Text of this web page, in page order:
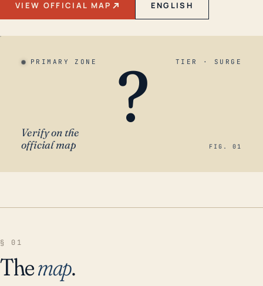
VIEW OFFICIAL MAP ENGLISH
PRIMARY ZONE TIER · SURGE
?
Verify on the
official map
FIG. 01
§ 01
Themap.